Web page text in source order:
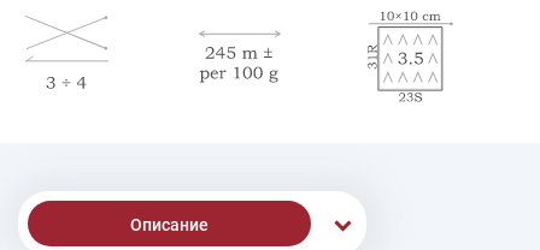
Описание